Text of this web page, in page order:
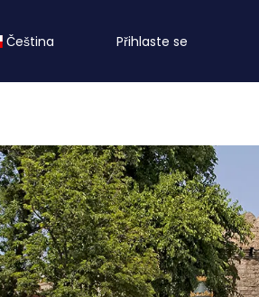
Čeština Přihlaste se